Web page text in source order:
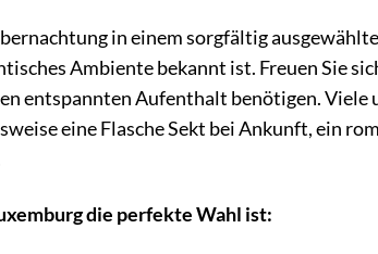
in einem sorgfältig
Ambiente bekannt ist. Freuen Sie
entspannten Aufenthalt benötigen.
eine Flasche Sekt bei Ankunft, ein
die perfekte Wahl ist: